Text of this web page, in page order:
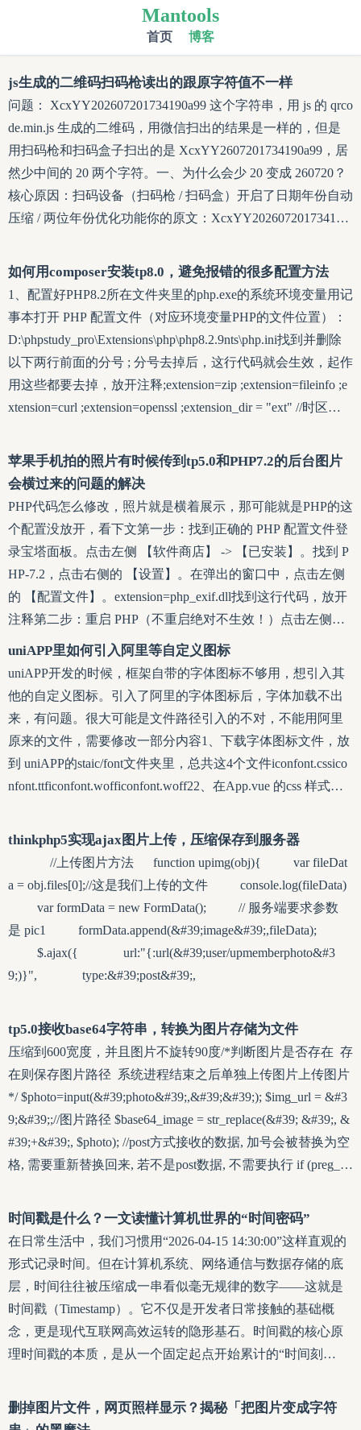
Mantools
首页 博客
js生成的二维码扫码枪读出的跟原字符值不一样
问题： XcxYY202607201734190a99 这个字符串，用 js 的 qrco
de.min.js 生成的二维码，用微信扫出的结果是一样的，但是
用扫码枪和扫码盒子扫出的是 XcxYY2607201734190a99，居
然少中间的 20 两个字符。一、为什么会少 20 变成 260720？
核心原因：扫码设备（扫码枪 / 扫码盒）开启了日期年份自动
压缩 / 两位年份优化功能你的原文：XcxYY202607201734190
份，自动裁剪前两位 20，解析成两位年份 26解析后字符串：
XcxYY2607201734190a99，正好丢失 20。区分设备行为：微
信内置扫码：纯文本读取，不做字符智能解析、不裁剪年
如何用composer安装tp8.0，避免报错的很多配置方法
1、配置好PHP8.2所在文件夹里的php.exe的系统环境变量用记
事本打开 PHP 配置文件（对应环境变量PHP的文件位置）：
D:\phpstudy_pro\Extensions\php\php8.2.9nts\php.ini找到并删除
以下两行前面的分号 ; 分号去掉后，这行代码就会生效，起作
用这些都要去掉，放开注释;extension=zip ;extension=fileinfo ;e
xtension=curl ;extension=openssl ;extension_dir = "ext" //时区这
e = Asia/Shanghai2、curl error 60 unable to get local issuer certif
苹果手机拍的照片有时候传到tp5.0和PHP7.2的后台图片
会横过来的问题的解决
PHP代码怎么修改，照片就是横着展示，那可能就是PHP的这
个配置没放开，看下文第一步：找到正确的 PHP 配置文件登
录宝塔面板。点击左侧 【软件商店】 -> 【已安装】。找到 P
HP-7.2，点击右侧的 【设置】。在弹出的窗口中，点击左侧
的 【配置文件】。extension=php_exif.dll找到这行代码，放开
注释第二步：重启 PHP（不重启绝对不生效！）点击左侧菜
单的 【软件商店】 -> 【已安装】。找到 PHP-7.2。点击右侧
的 【重启】（或者点“设置” -> “服务” -> “重启”）。等待提
示“重启成功”。
uniAPP里如何引入阿里等自定义图标
uniAPP开发的时候，框架自带的字体图标不够用，想引入其
他的自定义图标。引入了阿里的字体图标后，字体加载不出
来，有问题。很大可能是文件路径引入的不对，不能用阿里
原来的文件，需要修改一部分内容1、下载字体图标文件，放
到 uniAPP的staic/font文件夹里，总共这4个文件iconfont.cssico
nfont.ttficonfont.wofficonfont.woff22、在App.vue 的css 样式
@import url(&#39;static/font/iconfont.css&#39;); 3、最关键的一
步，很多都是因为这一步，图标显示不出来打开 iconfont.css
的文件，顶部有原文件的 这段引入文件的代码，是这样
thinkphp5实现ajax图片上传，压缩保存到服务器
a = obj.files[0];//这是我们上传的文件 console.log(fileData)
var formData = new FormData(); // 服务端要求参数
是 pic1 formData.append(&#39;image&#39;,fileData);
$.ajax({ url:"{:url(&#39;user/upmemberphoto&#3
9;)}", type:&#39;post&#39;,
tp5.0接收base64字符串，转换为图片存储为文件
压缩到600宽度，并且图片不旋转90度/*判断图片是否存在 存
在则保存图片路径 系统进程结束之后单独上传图片上传图片
*/ $photo=input(&#39;photo&#39;,&#39;&#39;); $img_url = &#3
9;&#39;;//图片路径 $base64_image = str_replace(&#39; &#39;, &
#39;+&#39;, $photo); //post方式接收的数据, 加号会被替换为空
格, 需要重新替换回来, 若不是post数据, 不需要执行 if (preg_m
e, $result)) { $image_data = base64_
时间戳是什么？一文读懂计算机世界的“时间密码”
在日常生活中，我们习惯用“2026-04-15 14:30:00”这样直观的
形式记录时间。但在计算机系统、网络通信与数据存储的底
层，时间往往被压缩成一串看似毫无规律的数字——这就是
时间戳（Timestamp）。它不仅是开发者日常接触的基础概
念，更是现代互联网高效运转的隐形基石。时间戳的核心原
理时间戳的本质，是从一个固定起点开始累计的“时间刻
0年1月1日 00:00:00 UTC（协调世界时）为纪元起点（Epoc
h），记录从这一刻起经过的秒数或毫秒数。例如，数字 1744
删掉图片文件，网页照样显示？揭秘「把图片变成字符